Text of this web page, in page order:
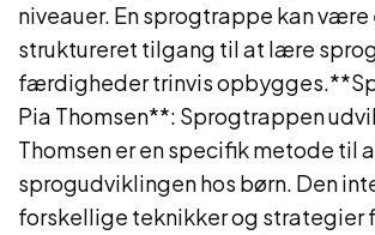
niveauer. En sprogtrappe kan være
struktureret tilgang til at lære
færdigheder trinvis
Pia Thomsen**: Sprogtrappen
Thomsen er en specifik metode til
sprogudviklingen hos børn. Den
forskellige teknikker og strategier